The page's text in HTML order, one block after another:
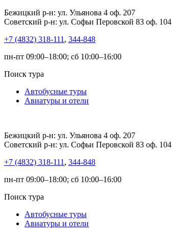
Бежицкий р-н: ул. Ульянова 4 оф. 207
Советский р-н: ул. Софьи Перовской 83 оф. 104
+7 (4832) 318-111 , 344-848
пн-пт 09:00–18:00; сб 10:00–16:00
Поиск тура
Автобусные туры
Авиатуры и отели
Бежицкий р-н: ул. Ульянова 4 оф. 207
Советский р-н: ул. Софьи Перовской 83 оф. 104
+7 (4832) 318-111 , 344-848
пн-пт 09:00–18:00; сб 10:00–16:00
Поиск тура
Автобусные туры
Авиатуры и отели